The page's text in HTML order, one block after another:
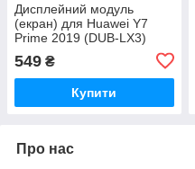
Дисплейний модуль
(екран) для Huawei Y7
Prime 2019 (DUB-LX3)
Чорний CHINA SERVICE
PACK Org
549 ₴
Купити
Про нас